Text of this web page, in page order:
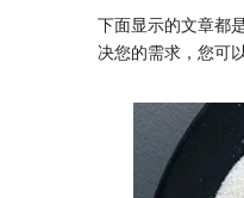
下面显示的文章都
决您的需求，您可